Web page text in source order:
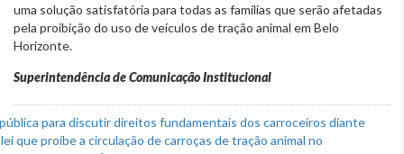
uma solução satisfatória para todas as famílias que serão afetadas
pela proibição do uso de veículos de tração animal em Belo
Horizonte.
Superintendência de Comunicação Institucional